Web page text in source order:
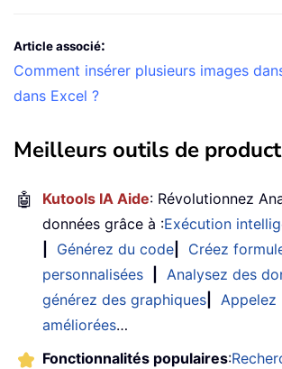
Article associé:
Comment insérer plusieurs images
dans Excel ?
Meilleurs outils de
🤖 Kutools IA Aide: Révolutionnez
données grâce à :Exécution
Générez du code
Créez
personnalisées
Analysez des
générez des graphiques
Appelez
améliorées…
Fonctionnalités populaires: